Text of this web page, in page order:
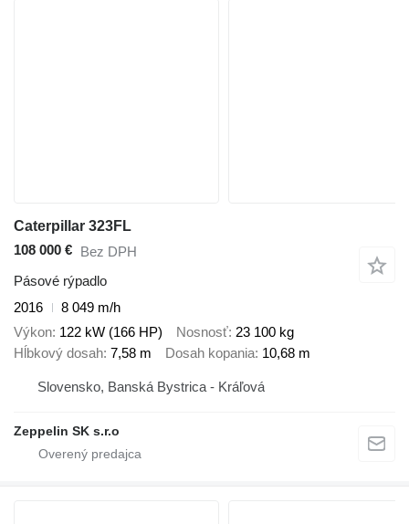
Caterpillar 323FL
108 000 € Bez DPH
Pásové rýpadlo
2016
8 049 m/h
Výkon 122 kW (166 HP) Nosnosť 23 100 kg
Hĺbkový dosah 7,58 m Dosah kopania 10,68 m
Slovensko, Banská Bystrica - Kráľová
Zeppelin SK s.r.o